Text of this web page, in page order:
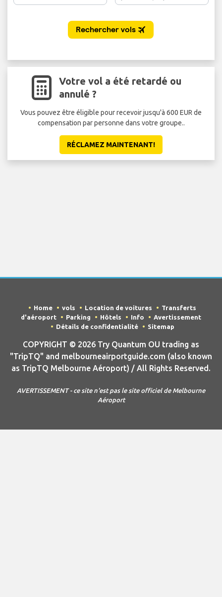
Votre vol a été retardé ou
annulé ?
Vous pouvez être éligible pour recevoir jusqu'à 600 EUR de
compensation par personne dans votre groupe..
RÉCLAMEZ MAINTENANT!
Home vols Location de voitures
Transferts
d'aéroport
Parking Hôtels Info
Avertissement
Détails de confidentialité
Sitemap
COPYRIGHT © 2026 Try Quantum OU trading as
"TripTQ" and melbourneairportguide.com (also known
as TripTQ Melbourne Aéroport) / All Rights Reserved.
AVERTISSEMENT - ce site n'est pas le site officiel de Melbourne
Aéroport